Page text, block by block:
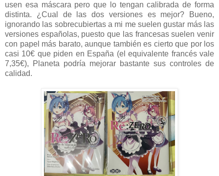
usen esa máscara pero que lo tengan calibrada de forma
distinta. ¿Cual de las dos versiones es mejor? Bueno,
ignorando las sobrecubiertas a mi me suelen gustar más las
versiones españolas, puesto que las francesas suelen venir
con papel más barato, aunque también es cierto que por los
casi 10€ que piden en España (el equivalente francés vale
7,35€), Planeta podría mejorar bastante sus controles de
calidad.